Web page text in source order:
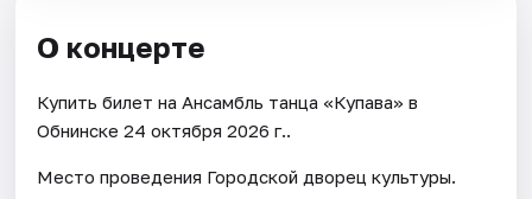
О концерте
Купить билет на Ансамбль танца «Купава» в
Обнинске 24 октября 2026 г..
Место проведения Городской дворец культуры.